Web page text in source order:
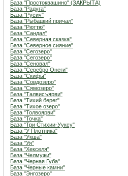
База "Простоквашино" (ЗАКРЫТА)
База "Радуга"
База "Русич"
База "Рыбацкий причал"
База "Рюттю"
База "Сандал"
База "Северная сказка"
База "Северное сияние"
База "Сегозеро"
База "Сегозеро"
База "Сеновал"
База "Серебро Онеги"
База "Скифы"
База "Совдозеро"
База "Сямозеро"
База "Талвисъярви"
База "Тихий берег"
База "Тихое озеро"
База "Толвоярви"
База "Точка"
База "Три Стихии-Ууксу"
База "У Плотника"
База "Укша"
База "Уя"
База "Хекселя"
База "Челмужи"
База "Черная Губа"
База "Черные камни"
База "Энгозеро"